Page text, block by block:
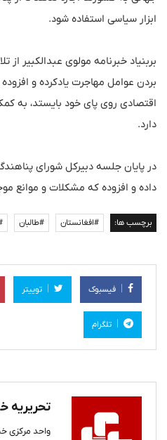
ابزار سیاسی استفاده شود.
بربنیاد خبرنامه مولوی عبدالکبیر
بردن عوامل مهاجرت یادکرده و
اقتصادی روی پای خود بایستد، به
دارد.
در پایان جلسه دبیرکل شورای
داده و افزوده که مشکلات و موانع
برچسب ها: #افغانستان #طالبان
فیسبوک توییتر
تلگرام
تحریریه
واحد مرکزی